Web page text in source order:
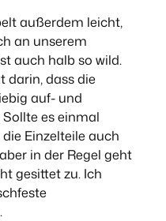
außerdem leicht,
an unserem
auch halb so wild.
darin, dass die
auf- und
es einmal
Einzelteile auch
in der Regel geht
gesittet zu. Ich